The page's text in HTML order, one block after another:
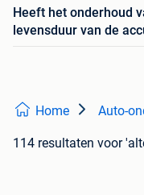
Heeft het onderhoud
levensduur van de
Home Auto-
114 resultaten voor